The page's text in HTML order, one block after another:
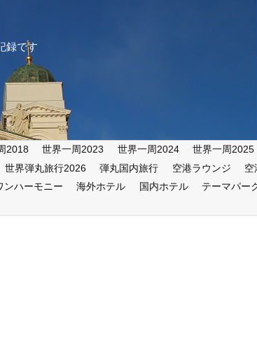
録です
2018 世界一周2023 世界一周2024 世界一周2025
世界弾丸旅行2026 弾丸国内旅行 空港ラウンジ 空
ンハーモニー 海外ホテル 国内ホテル テーマパー